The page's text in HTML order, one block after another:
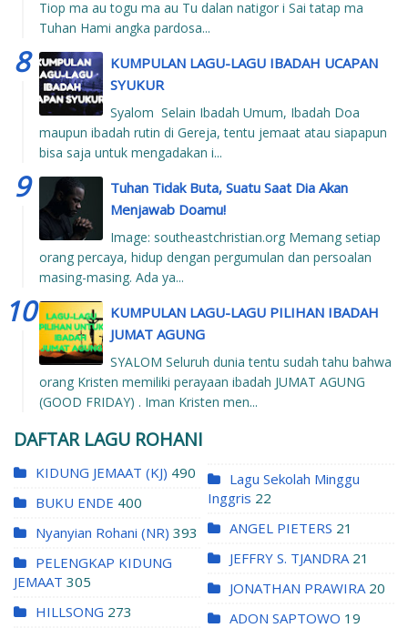
Tiop ma au togu ma au Tu dalan natigor i Sai tatap ma
Tuhan Hami angka pardosa...
KUMPULAN LAGU-LAGU IBADAH UCAPAN
SYUKUR
Syalom Selain Ibadah Umum, Ibadah Doa
maupun ibadah rutin di Gereja, tentu jemaat atau siapapun
bisa saja untuk mengadakan i...
Tuhan Tidak Buta, Suatu Saat Dia Akan
Menjawab Doamu!
Image: southeastchristian.org Memang setiap
orang percaya, hidup dengan pergumulan dan persoalan
masing-masing. Ada ya...
KUMPULAN LAGU-LAGU PILIHAN IBADAH
JUMAT AGUNG
SYALOM Seluruh dunia tentu sudah tahu bahwa
orang Kristen memiliki perayaan ibadah JUMAT AGUNG
(GOOD FRIDAY) . Iman Kristen men...
DAFTAR LAGU ROHANI
KIDUNG JEMAAT (KJ) 490
BUKU ENDE 400
Nyanyian Rohani (NR) 393
PELENGKAP KIDUNG
JEMAAT 305
HILLSONG 273
Lagu Sekolah Minggu
Inggris 22
ANGEL PIETERS 21
JEFFRY S. TJANDRA 21
JONATHAN PRAWIRA 20
ADON SAPTOWO 19